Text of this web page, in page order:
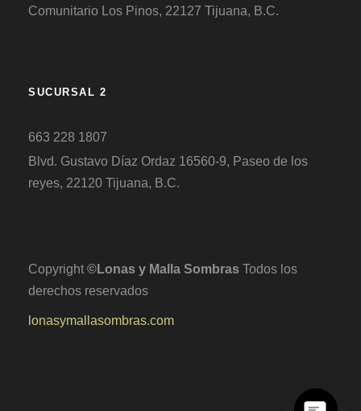
Comunitario Los Pinos, 22127 Tijuana, B.C.
SUCURSAL 2
663 228 1807
Blvd. Gustavo Díaz Ordaz 16560-9, Paseo de los
reyes, 22120 Tijuana, B.C.
Copyright ©Lonas y Malla Sombras Todos los
derechos reservados
lonasymallasombras.com